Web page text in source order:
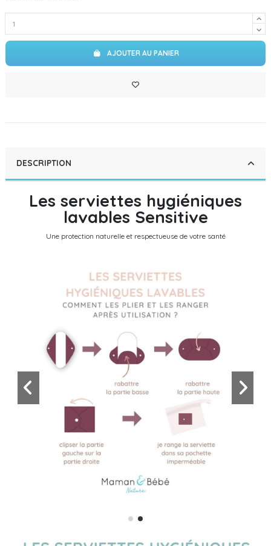
AJOUTER AU PANIER
DESCRIPTION
Les serviettes hygiéniques
lavables Sensitive
Une protection naturelle et respectueuse de votre santé